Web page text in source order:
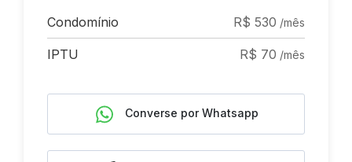
Condomínio R$ 530 /mês
IPTU R$ 70 /mês
Converse por Whatsapp